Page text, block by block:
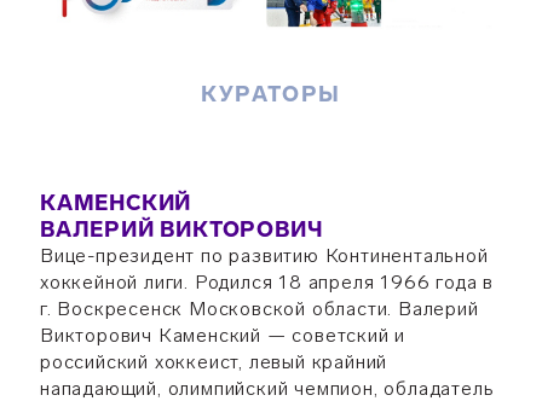
КУРАТОРЫ
КАМЕНСКИЙ
ВАЛЕРИЙ ВИКТОРОВИЧ
Вице-президент по развитию Континентальной
хоккейной лиги. Родился 18 апреля 1966 года в
г. Воскресенск Московской области. Валерий
Викторович Каменский — советский и
российский хоккеист, левый крайний
нападающий, олимпийский чемпион, обладатель